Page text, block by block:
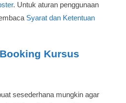
. Untuk aturan penggunaan
Syarat dan Ketentuan
Kursus
sesederhana mungkin agar